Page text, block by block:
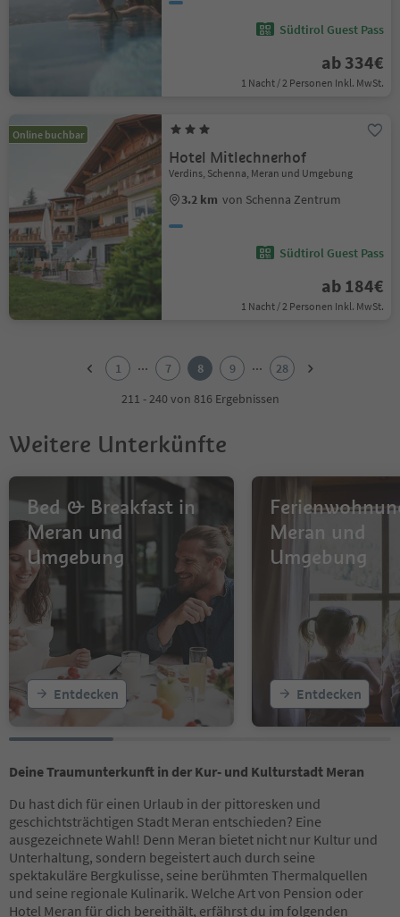
Südtirol Guest Pass
ab 334€
1 Nacht / 2 Personen Inkl. MwSt.
Online buchbar
Hotel Mitlechnerhof
Verdins, Schenna, Meran und Umgebung
3.2 km von Schenna Zentrum
Südtirol Guest Pass
ab 184€
1 Nacht / 2 Personen Inkl. MwSt.
6
7
9
10
11
12
13
14
16
17
18
20
21
22
23
25
27
28
1 ... 7 8 9 ...
28
211 - 240 von 816 Ergebnissen
Weitere Unterkünfte
Bed & Breakfast in
Meran und
Umgebung
Entdecken
Meran und
Umgebung
Entdecken
Deine Traumunterkunft in der Kur- und Kulturstadt Meran
Du hast dich für einen Urlaub in der pittoresken und
geschichtsträchtigen Stadt Meran entschieden? Eine
ausgezeichnete Wahl! Denn Meran bietet nicht nur Kultur und
Unterhaltung, sondern begeistert auch durch seine
spektakuläre Bergkulisse, seine berühmten Thermalquellen
und seine regionale Kulinarik. Welche Art von Pension oder
Hotel Meran für dich bereithält, erfährst du im folgenden